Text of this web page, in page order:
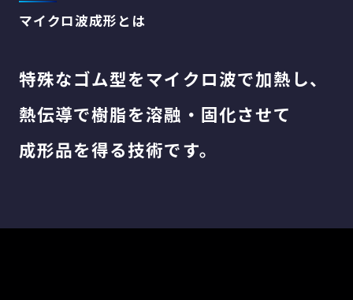
マイクロ波成形とは
特殊なゴム型をマイクロ波で加熱し、
熱伝導で樹脂を溶融・固化させて
成形品を得る技術です。